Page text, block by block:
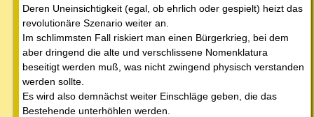
Deren Uneinsichtigkeit (egal, ob ehrlich oder gespielt) heizt das
revolutionäre Szenario weiter an.
Im schlimmsten Fall riskiert man einen Bürgerkrieg, bei dem
aber dringend die alte und verschlissene Nomenklatura
beseitigt werden muß, was nicht zwingend physisch verstanden
werden sollte.
Es wird also demnächst weiter Einschläge geben, die das
Bestehende unterhöhlen werden.